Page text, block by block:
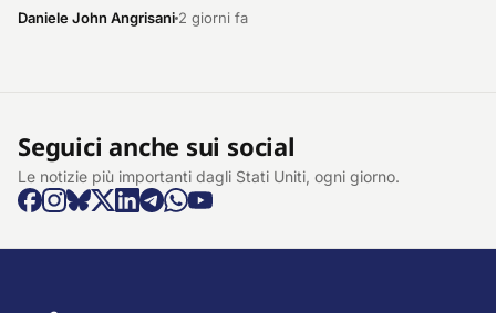
Daniele John Angrisani 2 giorni fa
Seguici anche sui social
Le notizie più importanti dagli Stati Uniti, ogni giorno.